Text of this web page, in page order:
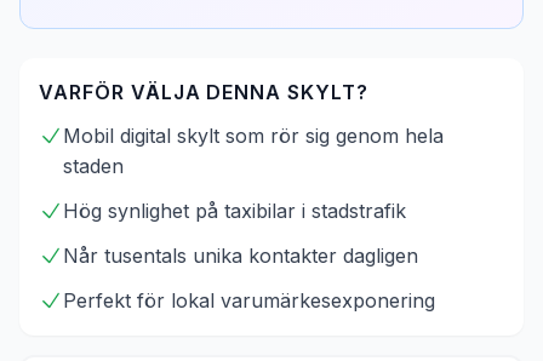
VARFÖR VÄLJA DENNA SKYLT?
Mobil digital skylt som rör sig genom hela
staden
Hög synlighet på taxibilar i stadstrafik
Når tusentals unika kontakter dagligen
Perfekt för lokal varumärkesexponering